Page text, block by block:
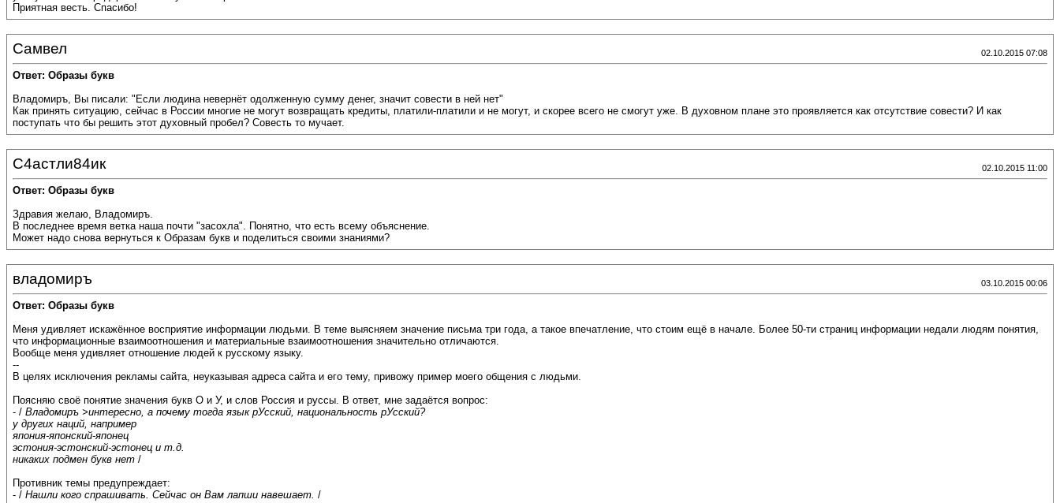
Приятная весть. Спасибо!
Самвел 02.10.2015 07:08
Ответ: Образы букв
Владомиръ, Вы писали: "Если людина невернёт одолженную сумму денег, значит совести в ней нет"
Как принять ситуацию, сейчас в России многие не могут возвращать кредиты, платили-платили и не могут, и скорее всего не смогут уже. В духовном плане это проявляется как отсутствие совести? И как
поступать что бы решить этот духовный пробел? Совесть то мучает.
С4астли84ик 02.10.2015 11:00
Ответ: Образы букв
Здравия желаю, Владомиръ.
В последнее время ветка наша почти "засохла". Понятно, что есть всему объяснение.
Может надо снова вернуться к Образам букв и поделиться своими знаниями?
владомиръ 03.10.2015 00:06
Ответ: Образы букв
Меня удивляет искажённое восприятие информации людьми. В теме выясняем значение письма три года, а такое впечатление, что стоим ещё в начале. Более 50-ти страниц информации недали людям понятия,
что информационные взаимоотношения и материальные взаимоотношения значительно отличаются.
Вообще меня удивляет отношение людей к русскому языку.
--
В целях исключения рекламы сайта, неуказывая адреса сайта и его тему, привожу пример моего общения с людьми.
Поясняю своё понятие значения букв О и У, и слов Россия и руссы. В ответ, мне задаётся вопрос:
- / Владомиръ >интересно, а почему тогда язык рУсский, национальность рУсский?
у других наций, например
япония-японский-японец
эстония-эстонский-эстонец и т.д.
никаких подмен букв нет /
Противник темы предупреждает:
- / Нашли кого спрашивать. Сейчас он Вам лапши навешает. /